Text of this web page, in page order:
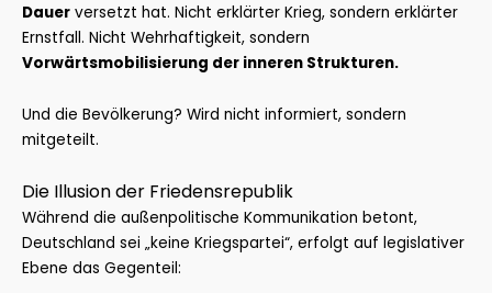
Dauer versetzt hat. Nicht erklärter Krieg, sondern erklärter
Ernstfall. Nicht Wehrhaftigkeit, sondern
Vorwärtsmobilisierung der inneren Strukturen.
Und die Bevölkerung? Wird nicht informiert, sondern
mitgeteilt.
Die Illusion der Friedensrepublik
Während die außenpolitische Kommunikation betont,
Deutschland sei „keine Kriegspartei“, erfolgt auf legislativer
Ebene das Gegenteil: